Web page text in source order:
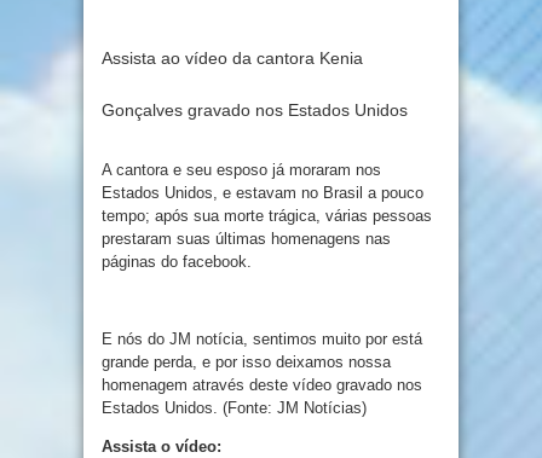
Assista ao vídeo da cantora Kenia
Gonçalves gravado nos Estados Unidos
A cantora e seu esposo já moraram nos
Estados Unidos, e estavam no Brasil a pouco
tempo; após sua morte trágica, várias pessoas
prestaram suas últimas homenagens nas
páginas do facebook.
E nós do JM notícia, sentimos muito por está
grande perda, e por isso deixamos nossa
homenagem através deste vídeo gravado nos
Estados Unidos. (Fonte: JM Notícias)
Assista o vídeo: